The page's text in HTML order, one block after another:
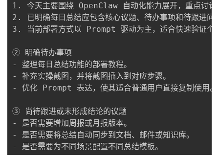
1. 今天主要围绕 OpenClaw 自动化能力展开，重点讨论
2. 已明确每日总结应包含核心议题、待办事项和待跟进问
3. 当前部署方式以 Prompt 驱动为主，适合快速验证个
② 明确待办事项
- 整理每日总结功能的部署教程。
- 补充实操截图，并将截图插入到对应步骤。
- 优化 Prompt 表达，使其适合普通用户直接复制使用。
③ 尚待跟进或未形成结论的议题
- 是否需要增加周报或月报版本。
- 是否需要将总结自动同步到文档、邮件或知识库。